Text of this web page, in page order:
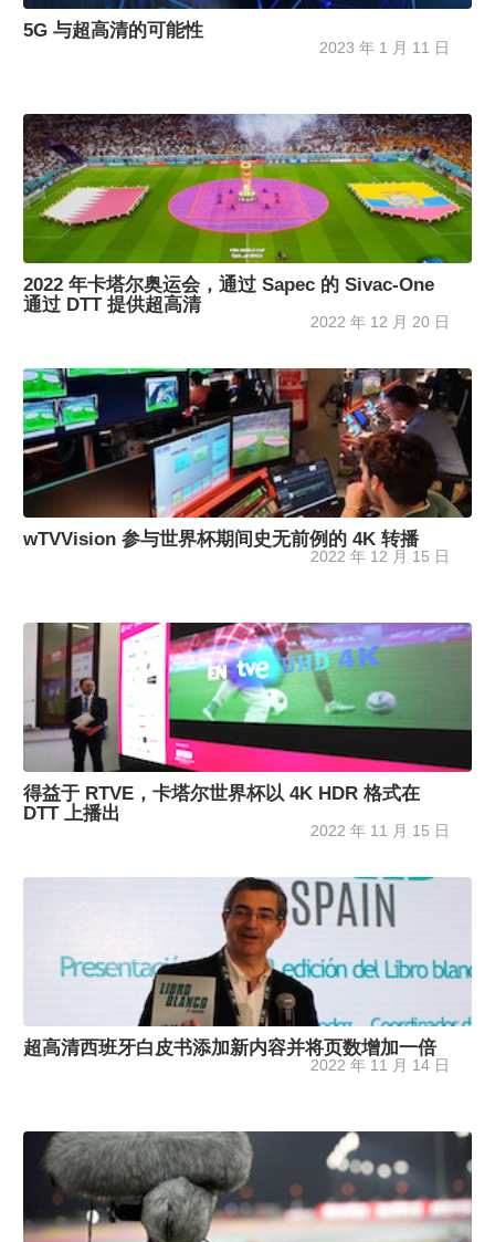
5G 与超高清的可能性
2023 年 1 月 11 日
2022 年卡塔尔奥运会，通过 Sapec 的 Sivac-One
通过 DTT 提供超高清
2022 年 12 月 20 日
wTVVision 参与世界杯期间史无前例的 4K 转播
2022 年 12 月 15 日
得益于 RTVE，卡塔尔世界杯以 4K HDR 格式在
DTT 上播出
2022 年 11 月 15 日
超高清西班牙白皮书添加新内容并将页数增加一倍
2022 年 11 月 14 日